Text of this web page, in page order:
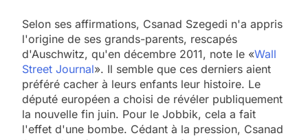
Selon ses affirmations, Csanad Szegedi n'a appris
l'origine de ses grands-parents, rescapés
d'Auschwitz, qu'en décembre 2011, note le «Wall
Street Journal». Il semble que ces derniers aient
préféré cacher à leurs enfants leur histoire. Le
député européen a choisi de révéler publiquement
la nouvelle fin juin. Pour le Jobbik, cela a fait
l'effet d'une bombe. Cédant à la pression, Csanad